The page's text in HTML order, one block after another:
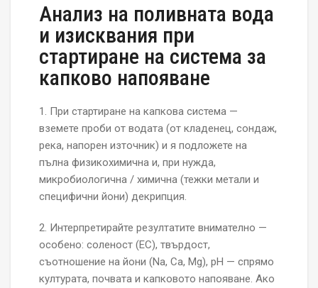
Анализ на поливната вода
и изисквания при
стартиране на система за
капково напояване
1. При стартиране на капкова система —
вземете проби от водата (от кладенец, сондаж,
река, напорен източник) и я подложете на
пълна физикохимична и, при нужда,
микробиологична / химична (тежки метали и
специфични йони) декрипция.
2. Интерпретирайте резултатите внимателно —
особено: соленост (EC), твърдост,
съотношение на йони (Na, Ca, Mg), pH — спрямо
културата, почвата и капковото напояване. Ако